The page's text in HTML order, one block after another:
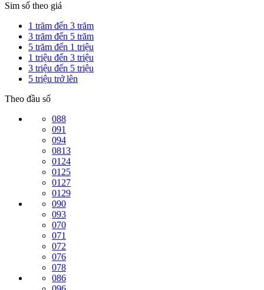
Sim số theo giá
1 trăm đến 3 trăm
3 trăm đến 5 trăm
5 trăm đến 1 triệu
1 triệu đến 3 triệu
3 triệu đến 5 triệu
5 triệu trở lên
Theo đầu số
088
091
094
0813
0124
0125
0127
0129
090
093
070
071
072
076
078
086